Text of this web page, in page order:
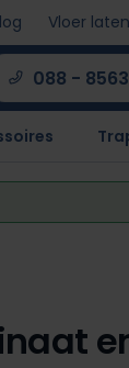
Vloer
088 -